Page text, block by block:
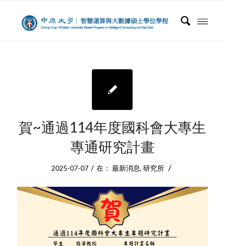
賀~通過114年度國科會大專生
專通研究計畫
2025-07-07 / 在： 最新消息, 研究所 /